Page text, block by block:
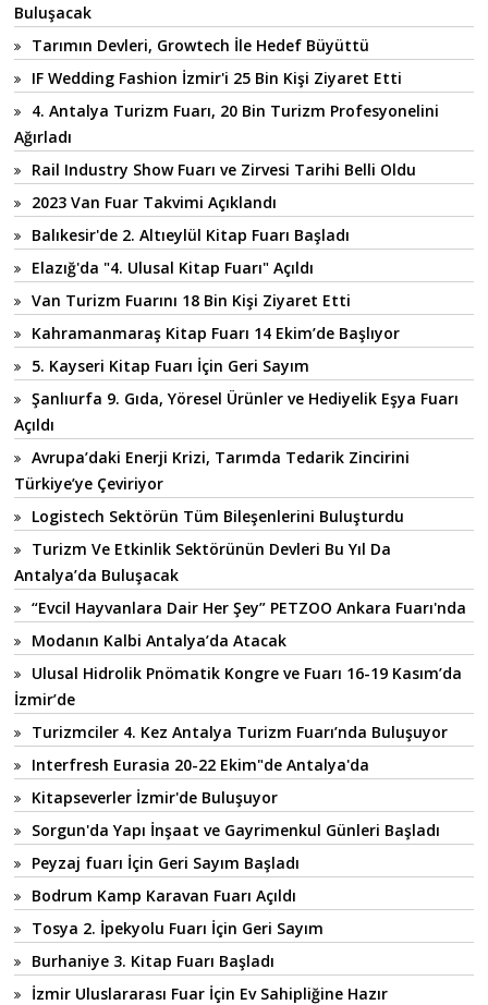
Buluşacak
Tarımın Devleri, Growtech İle Hedef Büyüttü
IF Wedding Fashion İzmir'i 25 Bin Kişi Ziyaret Etti
4. Antalya Turizm Fuarı, 20 Bin Turizm Profesyonelini
Ağırladı
Rail Industry Show Fuarı ve Zirvesi Tarihi Belli Oldu
2023 Van Fuar Takvimi Açıklandı
Balıkesir'de 2. Altıeylül Kitap Fuarı Başladı
Elazığ'da "4. Ulusal Kitap Fuarı" Açıldı
Van Turizm Fuarını 18 Bin Kişi Ziyaret Etti
Kahramanmaraş Kitap Fuarı 14 Ekim’de Başlıyor
5. Kayseri Kitap Fuarı İçin Geri Sayım
Şanlıurfa 9. Gıda, Yöresel Ürünler ve Hediyelik Eşya Fuarı
Açıldı
Avrupa’daki Enerji Krizi, Tarımda Tedarik Zincirini
Türkiye’ye Çeviriyor
Logistech Sektörün Tüm Bileşenlerini Buluşturdu
Turizm Ve Etkinlik Sektörünün Devleri Bu Yıl Da
Antalya’da Buluşacak
“Evcil Hayvanlara Dair Her Şey” PETZOO Ankara Fuarı'nda
Modanın Kalbi Antalya’da Atacak
Ulusal Hidrolik Pnömatik Kongre ve Fuarı 16-19 Kasım’da
İzmir’de
Turizmciler 4. Kez Antalya Turizm Fuarı’nda Buluşuyor
Interfresh Eurasia 20-22 Ekim"de Antalya'da
Kitapseverler İzmir'de Buluşuyor
Sorgun'da Yapı İnşaat ve Gayrimenkul Günleri Başladı
Peyzaj fuarı İçin Geri Sayım Başladı
Bodrum Kamp Karavan Fuarı Açıldı
Tosya 2. İpekyolu Fuarı İçin Geri Sayım
Burhaniye 3. Kitap Fuarı Başladı
İzmir Uluslararası Fuar İçin Ev Sahipliğine Hazır